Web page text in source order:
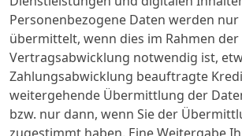
Personenbezogene Daten werden
übermittelt, wenn dies im Rahmen der
Vertragsabwicklung notwendig ist,
Zahlungsabwicklung beauftragte
weitergehende Übermittlung der
bzw. nur dann, wenn Sie der